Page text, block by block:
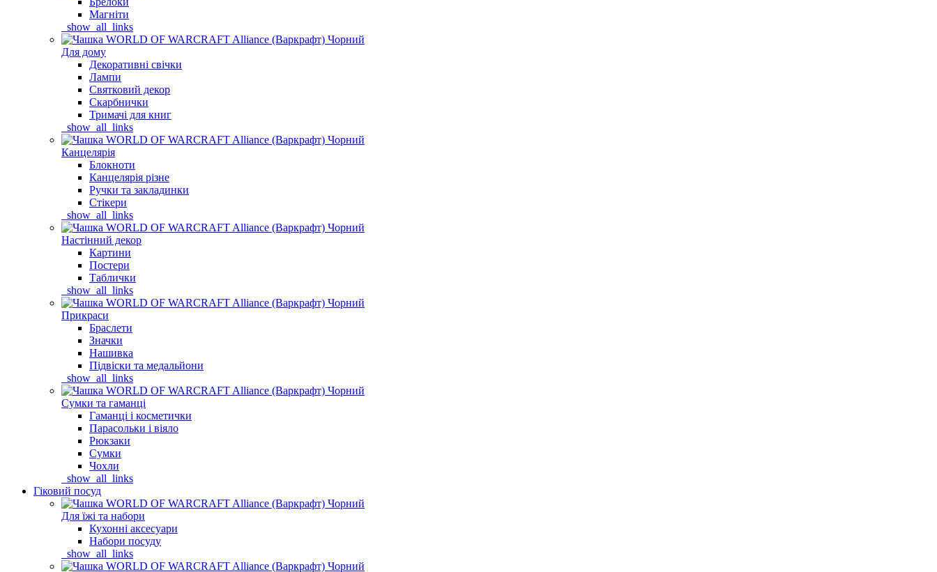
Магніти
_show_all_links
Для дому
Декоративні свічки
Лампи
Святковий декор
Скарбнички
Тримачі для книг
_show_all_links
Канцелярія
Блокноти
Канцелярія різне
Ручки та закладинки
Стікери
_show_all_links
Настінний декор
Картини
Постери
Таблички
_show_all_links
Прикраси
Браслети
Значки
Нашивка
Підвіски та медальйони
_show_all_links
Сумки та гаманці
Гаманці і косметички
Парасольки і віяло
Рюкзаки
Сумки
Чохли
_show_all_links
Гіковий посуд
Для їжі та набори
Кухонні аксесуари
Набори посуду
_show_all_links